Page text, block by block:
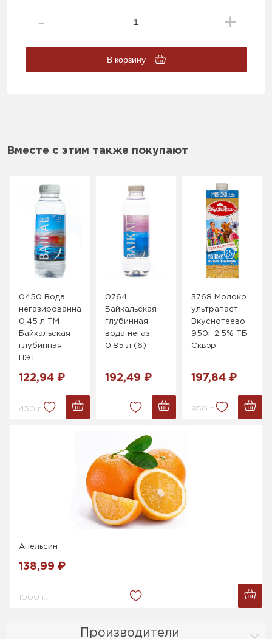
Производители
В корзину
Вместе с этим также покупают
0450 Вода
негазированная
0,45 л ТМ
Байкальская
глубинная
ПЭТ
122,94 ₽
450 г.
0764
Байкальская
глубинная
вода негаз.
0,85 л (6)
192,49 ₽
3768 Молоко
ультрапаст.
Вкуснотеево
950г 2,5% ТБ
Сквэр
197,84 ₽
950 г.
Апельсин
138,99 ₽
1000 г.